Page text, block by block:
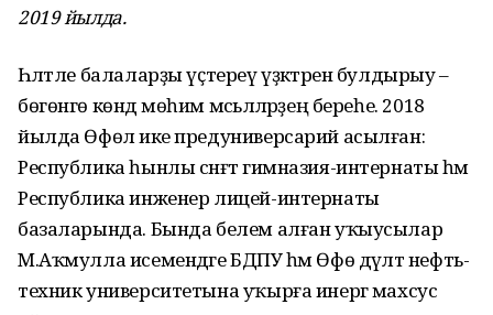
2019 йылда.
Һәләтле балаларҙы үҫтереү үҙәктәрен булдырыу –
бөгөнгө көндә мөһим мәсьәләләрҙең береһе. 2018
йылда Өфөлә ике предуниверсарий асылған:
Республика һынлы сәнғәт гимназия-интернаты һәм
Республика инженер лицей-интернаты
базаларында. Бында белем алған уҡыусылар
М.Аҡмулла исемендәге БДПУ һәм Өфө дәүләт нефть-
техник университетына уҡырға инергә махсус